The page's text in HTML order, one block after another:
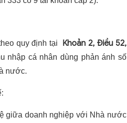
quy định tại Khoản 2, Điều 52,
nhập cá nhân dùng phản ánh số
nước.
giữa doanh nghiệp với Nhà nước